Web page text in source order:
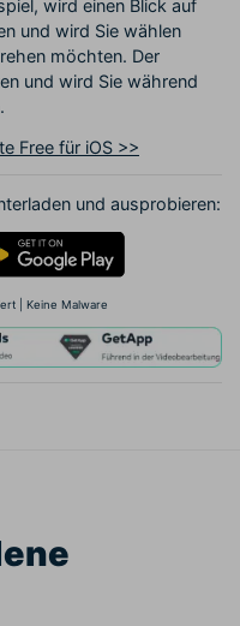
wird einen Blick auf
und wird Sie wählen
möchten. Der
und wird Sie während
Free für iOS >>
und ausprobieren:
| Keine Malware